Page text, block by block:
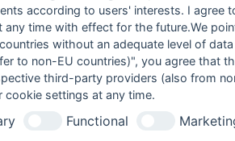
according to users' interests. I agree
any time with effect for the future.We
without an adequate level of
to non-EU countries)", you agree that
third-party providers (also from
cookie settings at any time.
Functional
Fragen?